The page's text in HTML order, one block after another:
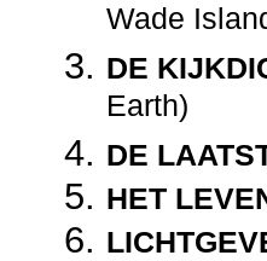
Wade
DE
Earth)
DE
HET